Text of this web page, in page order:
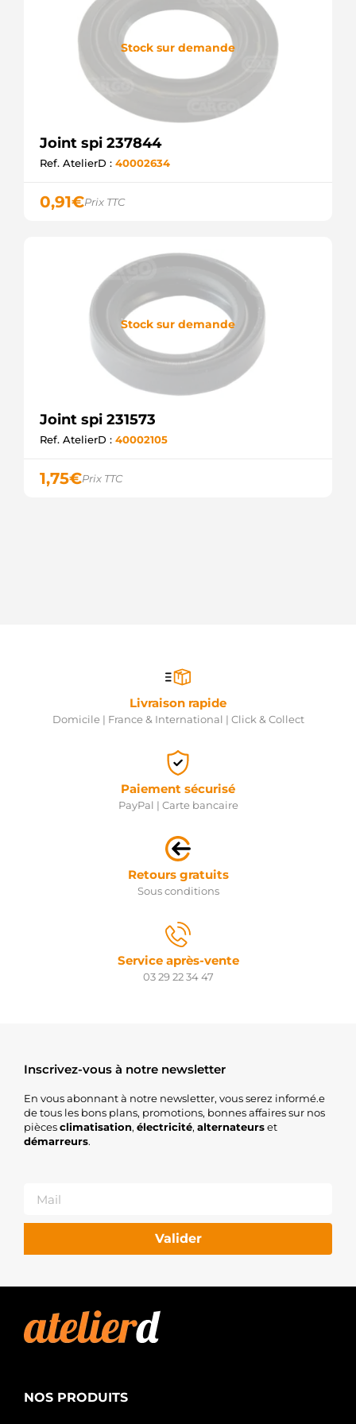
Stock sur demande
Joint spi 237844
Ref. AtelierD : 40002634
0,91€Prix TTC
Stock sur demande
Joint spi 231573
Ref. AtelierD : 40002105
1,75€Prix TTC
Livraison rapide
Domicile | France & International | Click & Collect
Paiement sécurisé
PayPal | Carte bancaire
Retours gratuits
Sous conditions
Service après-vente
03 29 22 34 47
Inscrivez-vous à notre newsletter
En vous abonnant à notre newsletter, vous serez informé.e
de tous les bons plans, promotions, bonnes affaires sur nos
piècesclimatisation, électricité, alternateurset
démarreurs.
Valider
NOS PRODUITS